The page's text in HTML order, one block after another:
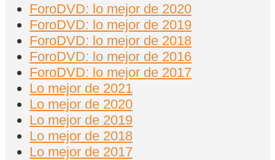
ForoDVD: lo mejor de 2020
ForoDVD: lo mejor de 2019
ForoDVD: lo mejor de 2018
ForoDVD: lo mejor de 2016
ForoDVD: lo mejor de 2017
Lo mejor de 2021
Lo mejor de 2020
Lo mejor de 2019
Lo mejor de 2018
Lo mejor de 2017